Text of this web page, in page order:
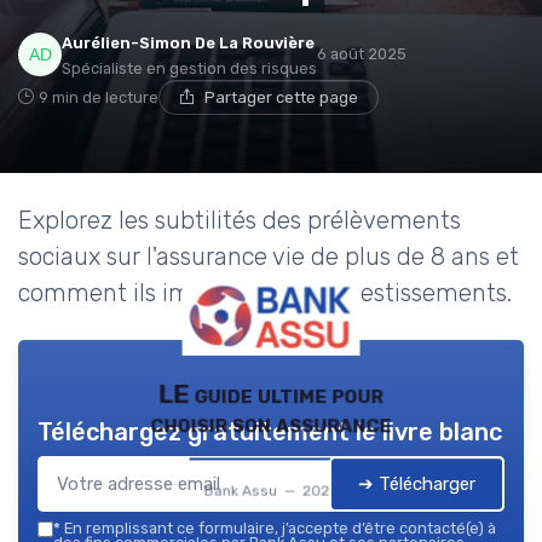
Aurélien-Simon De La Rouvière
Spécialiste en gestion des risques
6 août 2025
9 min de lecture Partager cette page
Explorez les subtilités des prélèvements
sociaux sur l'assurance vie de plus de 8 ans et
comment ils impactent vos investissements.
LE guide ultime pour
choisir son assurance
Bank Assu — 2026
Téléchargez gratuitement le livre blanc
➔ Télécharger
* En remplissant ce formulaire, j’accepte d’être contacté(e) à